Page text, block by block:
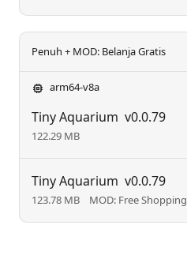
Penuh + MOD: Belanja Gratis
arm64-v8a
Tiny Aquarium v0.0.79
122.29 MB
Tiny Aquarium v0.0.79
123.78 MB MOD: Free Shopping